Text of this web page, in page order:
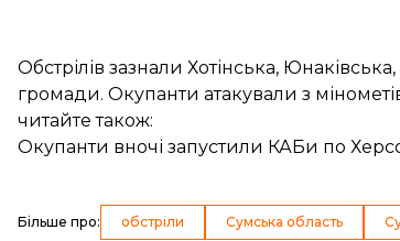
Обстрілів зазнали Хотінська,
громади. Окупанти атакували з мінометів
читайте також:
Окупанти вночі запустили КАБи по
Більше про: обстріли Сумська область